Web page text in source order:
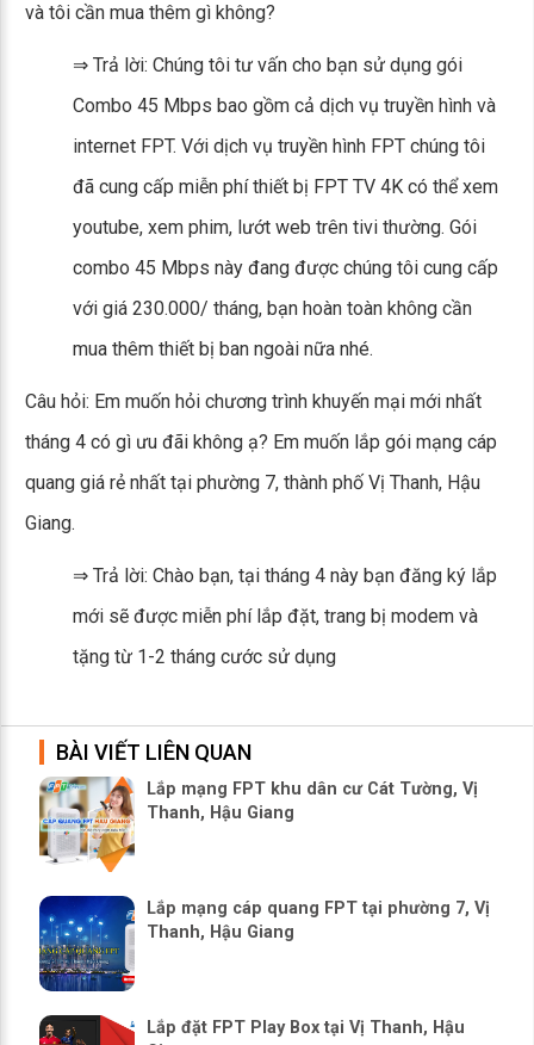
và tôi cần mua thêm gì không?
⇒ Trả lời: Chúng tôi tư vấn cho bạn sử dụng gói
Combo 45 Mbps bao gồm cả dịch vụ truyền hình và
internet FPT. Với dịch vụ truyền hình FPT chúng tôi
đã cung cấp miễn phí thiết bị FPT TV 4K có thể xem
youtube, xem phim, lướt web trên tivi thường. Gói
combo 45 Mbps này đang được chúng tôi cung cấp
với giá 230.000/ tháng, bạn hoàn toàn không cần
mua thêm thiết bị ban ngoài nữa nhé.
Câu hỏi: Em muốn hỏi chương trình khuyến mại mới nhất
tháng 4 có gì ưu đãi không ạ? Em muốn lắp gói mạng cáp
quang giá rẻ nhất tại phường 7, thành phố Vị Thanh, Hậu
Giang.
⇒ Trả lời: Chào bạn, tại tháng 4 này bạn đăng ký lắp
mới sẽ được miễn phí lắp đặt, trang bị modem và
tặng từ 1-2 tháng cước sử dụng
BÀI VIẾT LIÊN QUAN
Lắp mạng FPT khu dân cư Cát Tường, Vị
Thanh, Hậu Giang
Lắp mạng cáp quang FPT tại phường 7, Vị
Thanh, Hậu Giang
Lắp đặt FPT Play Box tại Vị Thanh, Hậu